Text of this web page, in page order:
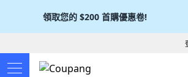
領取您的 $200 首購優惠卷!